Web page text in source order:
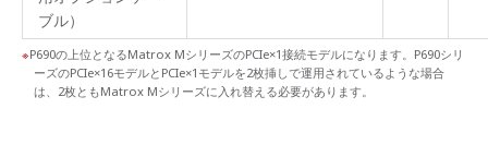
ブル）
P690の上位となるMatrox MシリーズのPCIe×1接続モデルになります。P690シリ
ーズのPCIe×16モデルとPCIe×1モデルを2枚挿しで運用されているような場合
は、2枚ともMatrox Mシリーズに入れ替える必要があります。